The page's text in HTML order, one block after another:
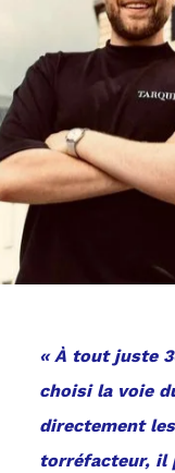
« À tout juste
choisi la voie
directement
torréfacteur, il